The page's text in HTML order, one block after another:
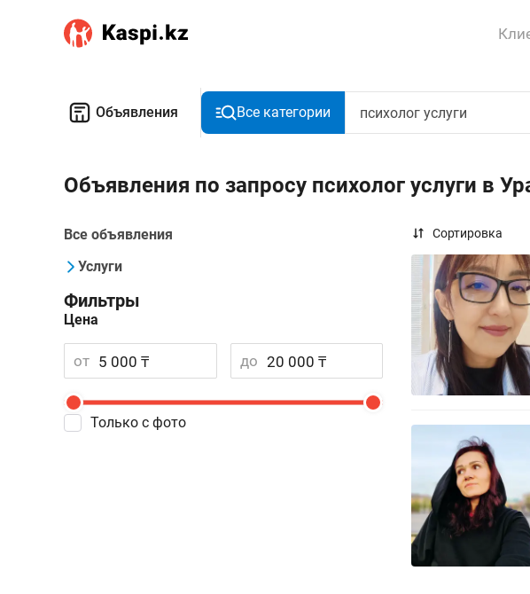
Объявления Все категории
Объявления по запросу психолог услуги в
Все объявления
Услуги
Фильтры
Цена
от до
Только с фото
Сортировка